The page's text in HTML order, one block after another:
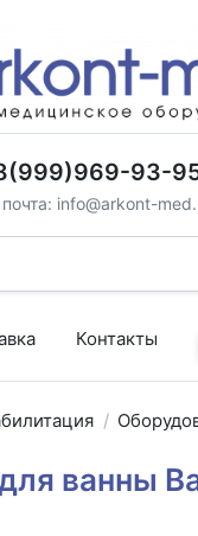
93-
info@arkont-
Контакты
ванны